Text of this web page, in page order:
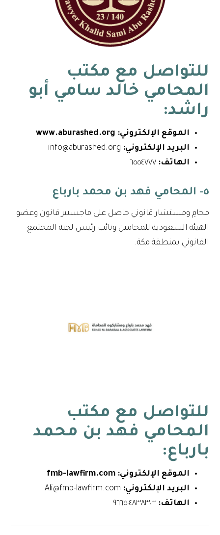
للتواصل مع مكتب
المحامي خالد سامي أبو
راشد:
الموقع الإلكتروني: www.aburashed.org
البريد الإلكتروني:
الهاتف: ٦٥٥٤٧٧٧
٥- المحامي فهد بن محمد بارباع
محامِ ومستشار قانوني حاصل علي ماجستير قانون وعضو
الهيئة السعودية للمحامين ونائب رئيس لجنة المجتمع
القانوني بمنطقة مكة.
للتواصل مع مكتب
المحامي فهد بن محمد
بارباع:
الموقع الإلكتروني: fmb-lawfirm.com
البريد الإلكتروني: Ali@fmb-lawfirm.com
الهاتف: ٩٦٦٥٠٤٨٣٨٣٠٣